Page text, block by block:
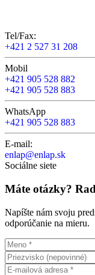
Tel/Fax:
+421 2 527 31 208
Mobil
+421 905 528 882
+421 905 528 883
WhatsApp
+421 905 528 883
E-mail:
enlap@enlap.sk
Sociálne siete
Máte otázky?
Napíšte nám svoju
odporúčanie na mieru.